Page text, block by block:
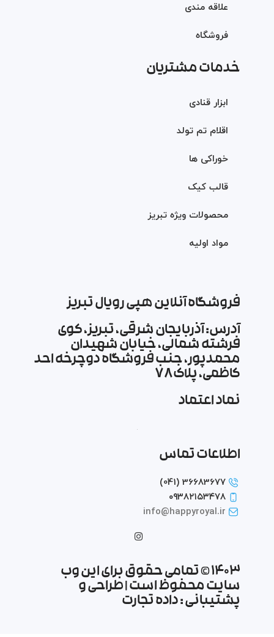
علاقه مندی
فروشگاه
خدمات مشتریان
ابزار قنادی
اقلام تم تولد
خوراکی ها
قالب کیک
محصولات ویژه تبریز
مواد اولیه
فروشگاه آنلاین هپی رویال تبریز
آدرس: آذربایجان شرقی، تبریز، کوی
فرشته شمالی، خیابان شهیدان
محمدپور، جنب فروشگاه دوچرخه احد
کاظمی، پلاک ۷۸
نماد اعتماد
اطلاعات تماس
36683677 (041)
۰۹۳۸۲۱۵۳۴۷۸
info@happyroyal.ir
1403 © تمامی حقوق برای این وب
سایت محفوظ است | طراحی و
پشتیبانی :داده تجارت